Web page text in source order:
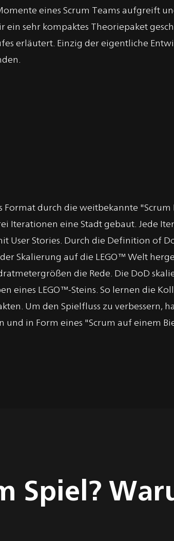
eines Scrum Teams aufgreift
sehr kompaktes Theoriepaket
erläutert. Einzig der eigentliche
durch die weitbekannte "Scrum
Iterationen eine Stadt gebaut. Jede
User Stories. Durch die Definition of
Skalierung auf die LEGO™ Welt
die Rede. Die DoD
eines LEGO™-Steins. So lernen die
Um den Spielfluss zu verbessern,
in Form eines "Scrum auf einem
Spiel?